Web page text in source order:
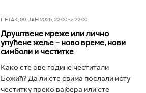
ПЕТАК, 09. ЈАН 2026, 22:00 -> 22:00
Друштвене мреже или лично
упућене жеље – ново време, нови
симболи и честитке
Како сте ове године честитали
Божић? Да ли сте свима послали исту
честитку преко вајбера или сте